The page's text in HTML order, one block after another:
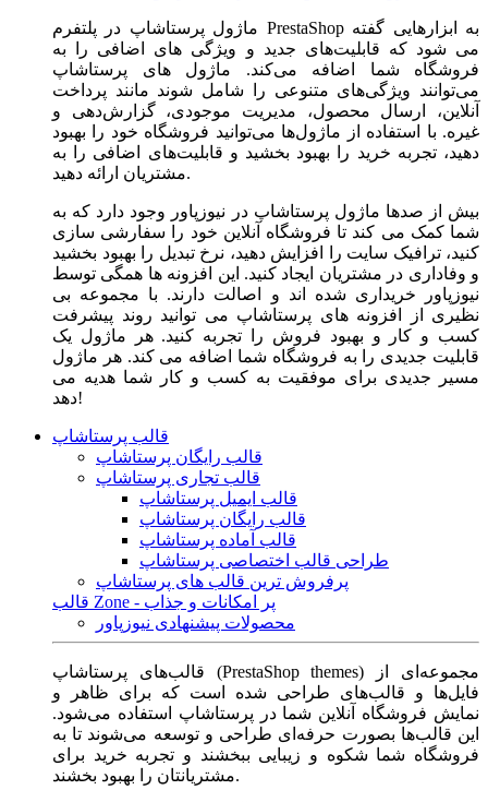
ماژول‌ پرستاشاپ در پلتفرم PrestaShop به ابزارهایی گفته
می شود که قابلیت‌های جدید و ویژگی های اضافی را به
فروشگاه شما اضافه می‌کند. ماژول های پرستاشاپ
می‌توانند ویژگی‌های متنوعی را شامل شوند مانند پرداخت
آنلاین، ارسال محصول، مدیریت موجودی، گزارش‌دهی و
غیره. با استفاده از ماژول‌ها می‌توانید فروشگاه خود را بهبود
دهید، تجربه خرید را بهبود بخشید و قابلیت‌های اضافی را به
مشتریان ارائه دهید.
بیش از صدها ماژول پرستاشاپ در نیوزپاور وجود دارد که به
شما کمک می کند تا فروشگاه آنلاین خود را سفارشی سازی
کنید، ترافیک سایت را افزایش دهید، نرخ تبدیل را بهبود بخشید
و وفاداری در مشتریان ایجاد کنید. این افزونه ها همگی توسط
نیوزپاور خریداری شده اند و اصالت دارند. با مجموعه بی
نظیری از افزونه های پرستاشاپ می توانید روند پیشرفت
کسب و کار و بهبود فروش را تجربه کنید. هر ماژول یک
قابلیت جدیدی را به فروشگاه شما اضافه می کند. هر ماژول
مسیر جدیدی برای موفقیت به کسب و کار شما هدیه می
دهد!
قالب پرستاشاپ
قالب رایگان پرستاشاپ
قالب تجاری پرستاشاپ
قالب ایمیل پرستاشاپ
قالب رایگان پرستاشاپ
قالب آماده پرستاشاپ
طراحی قالب اختصاصی پرستاشاپ
پرفروش ترین قالب های پرستاشاپ
قالب Zone - پر امکانات و جذاب
محصولات پیشنهادی نیوزپاور
قالب‌های پرستاشاپ (PrestaShop themes) مجموعه‌ای از
فایل‌ها و قالب‌های طراحی شده است که برای ظاهر و
نمایش فروشگاه آنلاین شما در پرستاشاپ استفاده می‌شود.
این قالب‌ها بصورت حرفه‌ای طراحی و توسعه می‌شوند تا به
فروشگاه شما شکوه و زیبایی ببخشند و تجربه خرید برای
مشتریانتان را بهبود بخشند.